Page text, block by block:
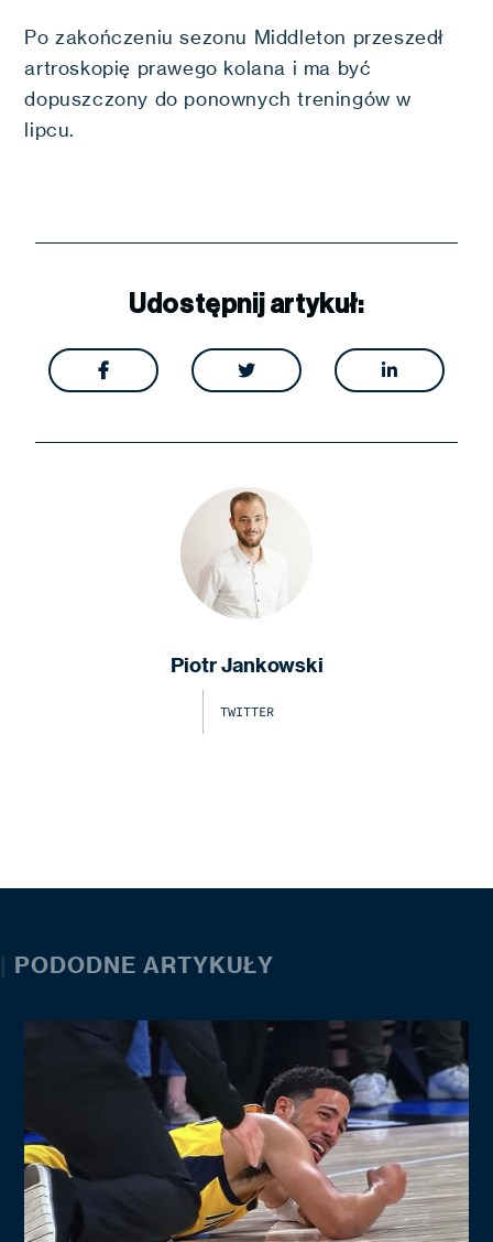
Po zakończeniu sezonu Middleton przeszedł
artroskopię prawego kolana i ma być
dopuszczony do ponownych treningów w
lipcu.
Udostępnij artykuł:
  
Piotr Jankowski
TWITTER
| PODODNE ARTYKUŁY